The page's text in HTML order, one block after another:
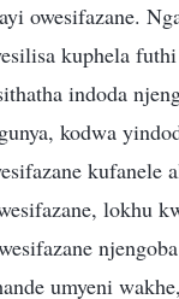
owesifazane.
kuphela
indoda
kodwa
kufanele
lokhu
umyeni